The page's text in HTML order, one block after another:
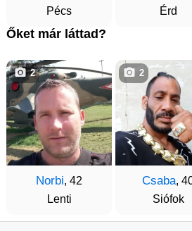
Pécs
Érd
Őket már láttad?
Norbi, 42
Lenti
2
Csaba,
Siófok
2